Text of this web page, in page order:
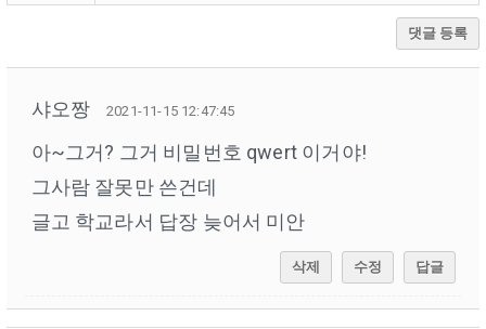
댓글 등록
샤오짱 2021-11-15 12:47:45
아~그거? 그거 비밀번호 qwert 이거야!
그사람 잘못만 쓴건데
글고 학교라서 답장 늦어서 미안
삭제 수정 답글